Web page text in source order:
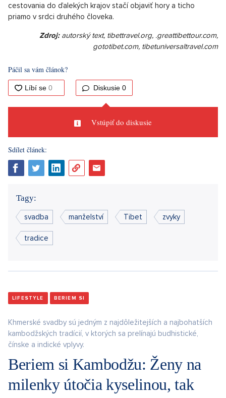
cestovania do ďalekých krajov stačí objaviť hory a ticho
priamo v srdci druhého človeka.
Zdroj:autorský text, tibettravel.org, .greattibettour.com,
gototibet.com, tibetuniversaltravel.com
Páčil sa vám článok?
Diskusie 0
Vstúpiť do diskusie
Sdílet článek:
Tagy:
svadba manželství Tibet zvyky
tradice
LIFESTYLE BERIEM SI
Khmerské svadby sú jedným z najdôležitejších a najbohatších
kambodžských tradícií, v ktorých sa prelínajú budhistické,
čínske a indické vplyvy.
Beriem si Kambodžu: Ženy na
milenky útočia kyselinou, tak